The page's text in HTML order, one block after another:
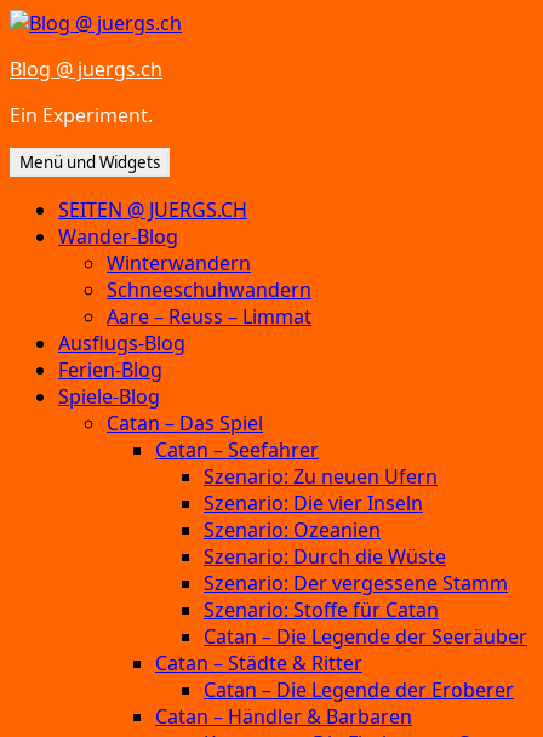
Zum
springen
Blog @ juergs.ch
Ein Experiment.
Menü und Widgets
SEITEN @ JUERGS.CH
Wander-Blog
Winterwandern
Schneeschuhwandern
Aare – Reuss – Limmat
Ausflugs-Blog
Ferien-Blog
Spiele-Blog
Catan – Das Spiel
Catan – Seefahrer
Szenario: Zu neuen Ufern
Szenario: Die vier Inseln
Szenario: Ozeanien
Szenario: Durch die Wüste
Szenario: Der vergessene Stamm
Szenario: Stoffe für Catan
Catan – Die Legende der Seeräuber
Catan – Städte & Ritter
Catan – Die Legende der Eroberer
Catan – Händler & Barbaren